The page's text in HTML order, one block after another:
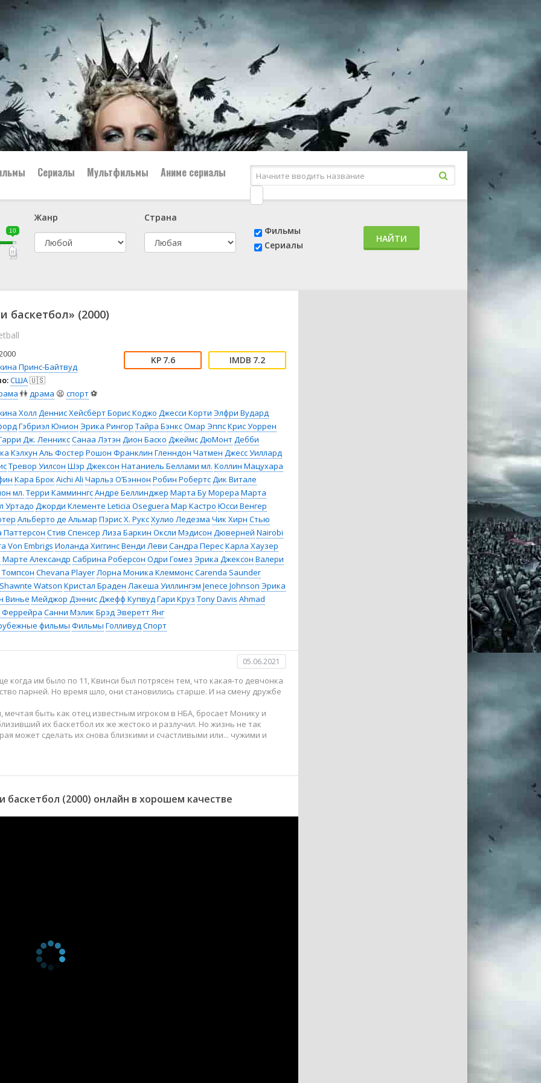
👨‍✈️ Военный
🕵️‍♂️ Детектив
👨‍💼 Новости
тв
😱 Ужасы
🤠 Фильм-нуар
🧝‍♂️ Фэнтези
Сериалы Мультфильмы Аниме сериалы
10
10
Жанр
Страна
Фильмы
Сериалы
НАЙТИ
баскетбол» (2000)
Принс-Байтвуд
США🇺🇸
👫драма 😫 спорт⚽
7.6 7.2
Холл Деннис ХейсбёртБорис Коджо Джесси Корти Элфри Вудард
Гэбриэл Юнион Эрика Рингор Тайра БэнксОмар ЭппсКрис Уоррен
Дж. ЛенниксСанаа Лэтэн Дион Баско Джеймс ДюМонтДебби
Кэлхун Аль Фостер Рошон Франклин Гленндон Чатмен Джесс Уиллард
Тревор Уилсон Шэр Джексон Натаниель Беллами мл. Коллин Мацухара
Кара Брок Aichi Ali Чарльз О’Бэннон Робин РобертсДик Витале
мл. Терри КамминнгсАндре Беллинджер Марта Бу Морера Марта
Уртадо Джорди Клементе Leticia Oseguera Мар Кастро Юсси Венгер
Альберто де Альмар Пэрис Х. РуксХулио Ледезма Чик Хирн Стью
Паттерсон Стив Спенсер Лиза Баркин Оксли Мэдисон Дюверней Nairobi
Von Embrigs Иоланда ХиггинсВенди Леви Сандра ПересКарла Хаузер
Марте Александр Сабрина Роберсон Одри Гомез Эрика Джексон Валери
Chevana PlayerЛорна Моника КлеммонсCarenda Saunder
Shawnte Watson Кристал Браден Лакеша Уиллингэм Jenece Johnson Эрика
Винье Мейджор ДэннисДжефф КупвудГари Круз Tony Davis Ahmad
Санни Мэлик Брэд Эверетт Янг
фильмы Фильмы ГолливудСпорт
05.06.2021
когда им было по 11, Квинси был потрясен тем, что какая-то девчонка
парней. Но время шло, они становились старше. И на смену дружбе
мечтая быть как отец известным игроком в НБА, бросает Монику и
их баскетбол их же жестоко и разлучил. Но жизнь не так
может сделать их снова близкими и счастливыми или... чужими и
(2000) онлайн в хорошем качестве